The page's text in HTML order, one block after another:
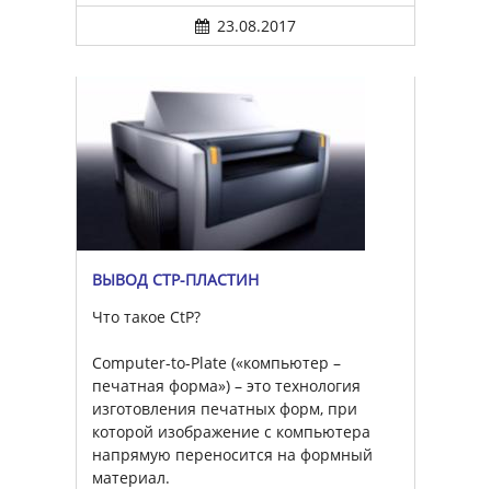
23.08.2017
ВЫВОД CTP-ПЛАСТИН
Что такое CtP?
Computer-to-Plate («компьютер –
печатная форма») – это технология
изготовления печатных форм, при
которой изображение с компьютера
напрямую переносится на формный
материал.